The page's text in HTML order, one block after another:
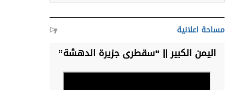
مساحة اعلانية
اليمن الكبير || “سقطرى جزيرة الدهشة”